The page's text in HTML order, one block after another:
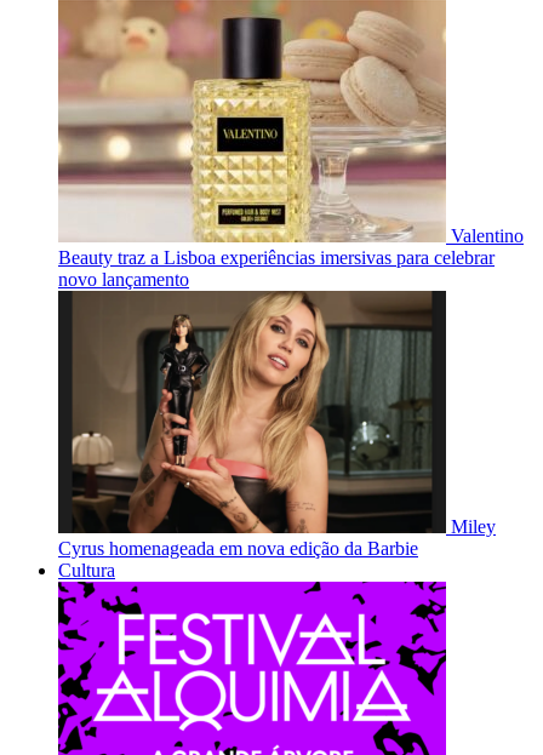
Valentino
Beauty traz a Lisboa experiências imersivas para celebrar
novo lançamento
Miley
Cyrus homenageada em nova edição da Barbie
Cultura